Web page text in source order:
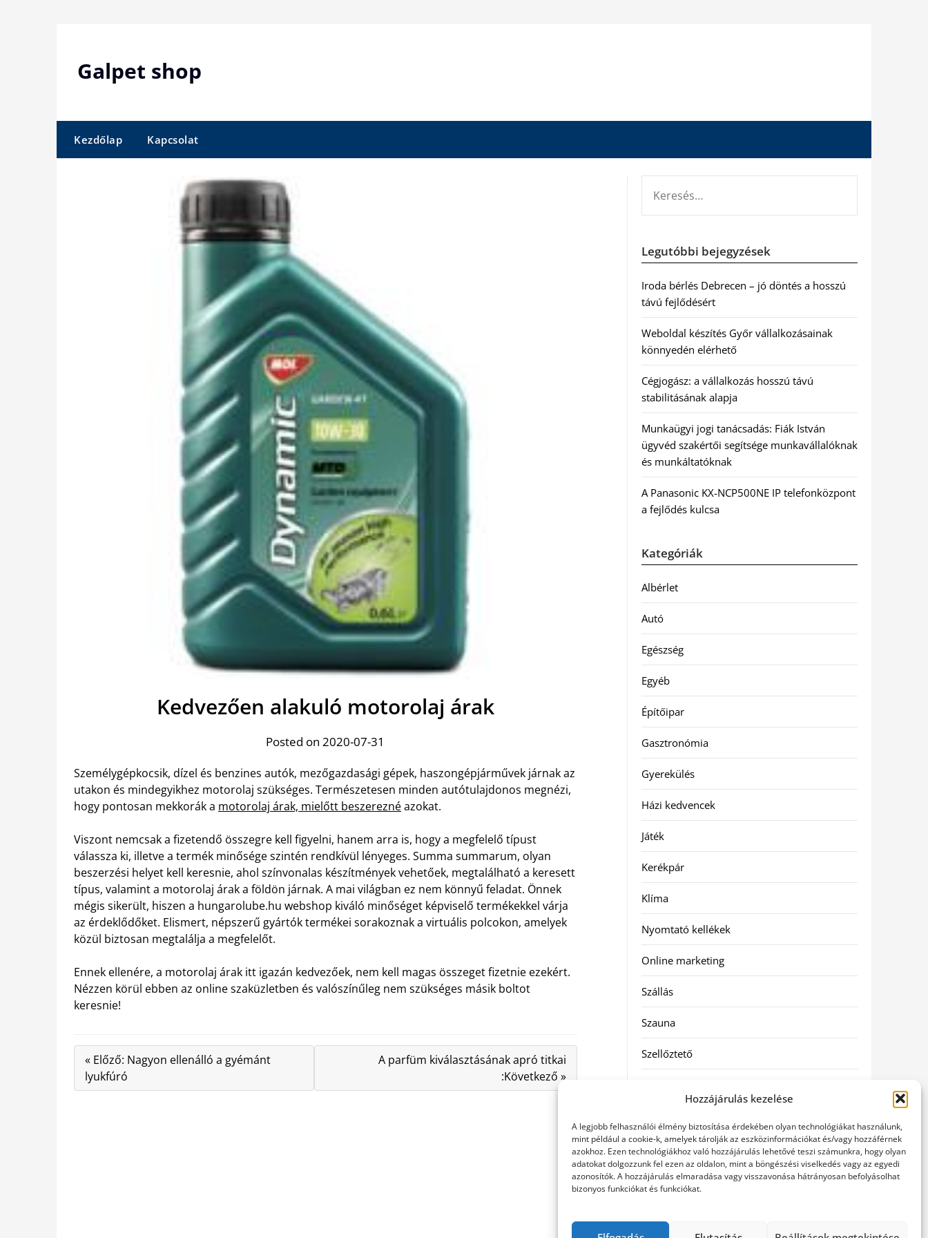
Hozzájárulás kezelése
A legjobb felhasználói élmény biztosítása érdekében olyan technológiákat használunk,
mint például a cookie-k, amelyek tárolják az eszközinformációkat és/vagy hozzáférnek
azokhoz. Ezen technológiákhoz való hozzájárulás lehetővé teszi számunkra, hogy olyan
adatokat dolgozzunk fel ezen az oldalon, mint a böngészési viselkedés vagy az egyedi
azonosítók. A hozzájárulás elmaradása vagy visszavonása hátrányosan befolyásolhat
bizonyos funkciókat és funkciókat.
Galpet shop
Kezdőlap Kapcsolat
Kedvezően alakuló motorolaj árak
Posted on 2020-07-31
Személygépkocsik, dízel és benzines autók, mezőgazdasági gépek, haszongépjárművek járnak az
utakon és mindegyikhez motorolaj szükséges. Természetesen minden autótulajdonos megnézi,
hogy pontosan mekkorák a motorolaj árak, mielőtt beszereznéazokat.
Viszont nemcsak a fizetendő összegre kell figyelni, hanem arra is, hogy a megfelelő típust
válassza ki, illetve a termék minősége szintén rendkívül lényeges. Summa summarum, olyan
beszerzési helyet kell keresnie, ahol színvonalas készítmények vehetőek, megtalálható a keresett
típus, valamint a motorolaj árak a földön járnak. A mai világban ez nem könnyű feladat. Önnek
mégis sikerült, hiszen a hungarolube.hu webshop kiváló minőséget képviselő termékekkel várja
az érdeklődőket. Elismert, népszerű gyártók termékei sorakoznak a virtuális polcokon, amelyek
közül biztosan megtalálja a megfelelőt.
Ennek ellenére, a motorolaj árak itt igazán kedvezőek, nem kell magas összeget fizetnie ezekért.
Nézzen körül ebben az online szaküzletben és valószínűleg nem szükséges másik boltot
keresnie!
« Előző: Nagyon ellenálló a gyémánt
lyukfúró
A parfüm kiválasztásának apró titkai
:Következő »
Legutóbbi bejegyzések
Iroda bérlés Debrecen – jó döntés a hosszú
távú fejlődésért
Weboldal készítés Győr vállalkozásainak
könnyedén elérhető
Cégjogász: a vállalkozás hosszú távú
stabilitásának alapja
Munkaügyi jogi tanácsadás: Fiák István
ügyvéd szakértői segítsége munkavállalóknak
és munkáltatóknak
A Panasonic KX-NCP500NE IP telefonközpont
a fejlődés kulcsa
Kategóriák
Albérlet
Autó
Egészség
Egyéb
Építőipar
Gasztronómia
Gyerekülés
Házi kedvencek
Játék
Kerékpár
Klíma
Nyomtató kellékek
Online marketing
Szállás
Szauna
Szellőztető
Utazás
Vásárlás